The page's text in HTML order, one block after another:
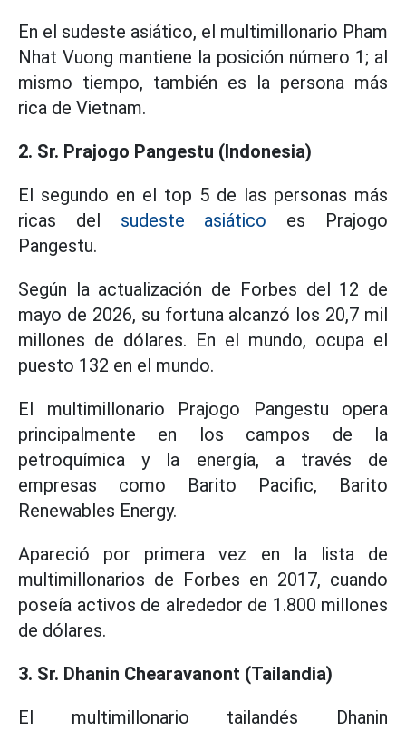
En el sudeste asiático, el multimillonario Pham
Nhat Vuong mantiene la posición número 1; al
mismo tiempo, también es la persona más
rica de Vietnam.
2. Sr. Prajogo Pangestu (Indonesia)
El segundo en el top 5 de las personas más
ricas del sudeste asiático es Prajogo
Pangestu.
Según la actualización de Forbes del 12 de
mayo de 2026, su fortuna alcanzó los 20,7 mil
millones de dólares. En el mundo, ocupa el
puesto 132 en el mundo.
El multimillonario Prajogo Pangestu opera
principalmente en los campos de la
petroquímica y la energía, a través de
empresas como Barito Pacific, Barito
Renewables Energy.
Apareció por primera vez en la lista de
multimillonarios de Forbes en 2017, cuando
poseía activos de alrededor de 1.800 millones
de dólares.
3. Sr. Dhanin Chearavanont (Tailandia)
El multimillonario tailandés Dhanin